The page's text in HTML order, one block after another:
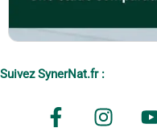
Suivez SynerNat.fr :